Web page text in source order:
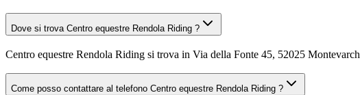
Dove si trova Centro equestre Rendola Riding ?
Centro equestre Rendola Riding si trova in Via della Fonte 45, 52025
Come posso contattare al telefono Centro equestre Rendola Riding ?